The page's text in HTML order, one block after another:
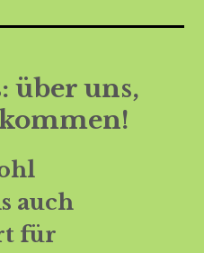
über uns,
auch
für